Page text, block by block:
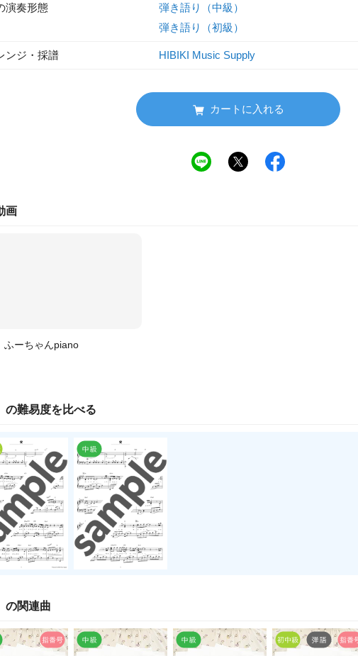
演奏形態
弾き語り（中級）
弾き語り（初級）
ンジ・採譜 HIBIKI Music Supply
カートに入れる
画
ふーちゃんpiano
の難易度を比べる
の関連曲